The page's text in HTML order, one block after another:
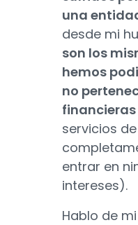
una
desde mi
son los
hemos
no
financieras
servicios
entrar en
intereses).
Hablo de